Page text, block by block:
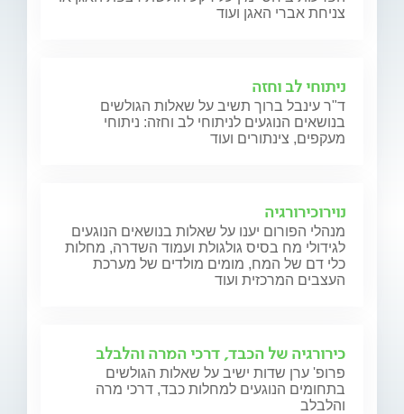
צניחת אברי האגן ועוד
ניתוחי לב וחזה
ד"ר עינבל ברוך תשיב על שאלות הגולשים
בנושאים הנוגעים לניתוחי לב וחזה: ניתוחי
מעקפים, צינתורים ועוד
נוירוכירורגיה
מנהלי הפורום יענו על שאלות בנושאים הנוגעים
לגידולי מח בסיס גולגולת ועמוד השדרה, מחלות
כלי דם של המח, מומים מולדים של מערכת
העצבים המרכזית ועוד
כירורגיה של הכבד, דרכי המרה והלבלב
פרופ' ערן שדות ישיב על שאלות הגולשים
בתחומים הנוגעים למחלות כבד, דרכי מרה
והלבלב